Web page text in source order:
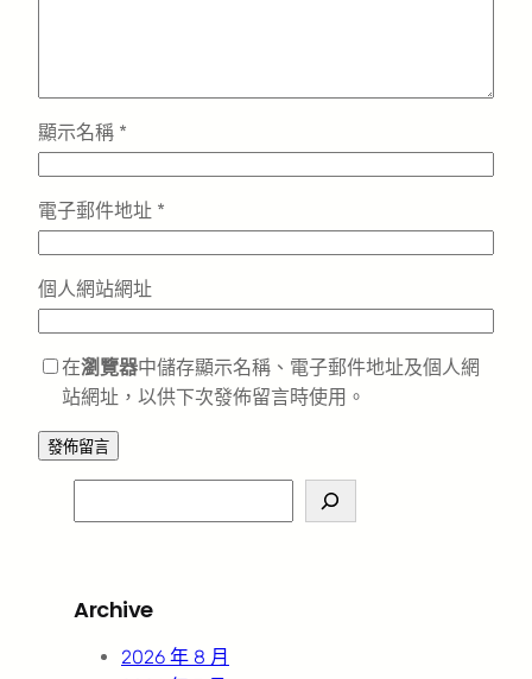
顯示名稱 *
電子郵件地址 *
個人網站網址
在瀏覽器中儲存顯示名稱、電子郵件地址及個人網
站網址，以供下次發佈留言時使用。
e
c
Archive
2026 年 8 月